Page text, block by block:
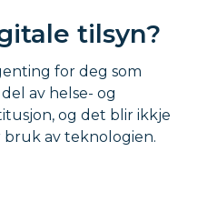
tilsyn?
for deg som
av helse- og
og det blir ikkje
av teknologien.